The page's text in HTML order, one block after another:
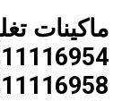
content
ماكينات